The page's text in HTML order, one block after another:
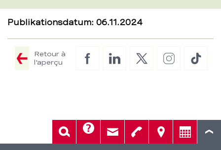
Publikationsdatum: 06.11.2024
Retour à
l'aperçu
FacebookLinkedInTwitterInstagram